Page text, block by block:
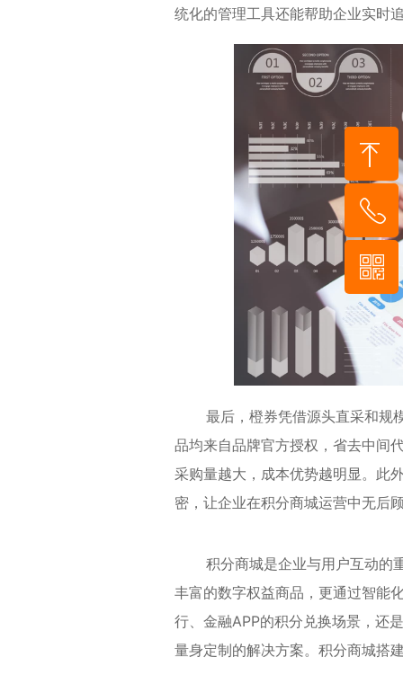
统化的管理工具还能帮助企业实时
最后，橙券凭借源头直采和规模
品均来自品牌官方授权，省去中间
采购量越大，成本优势越明显。此
密，让企业在积分商城运营中无后
积分商城是企业与用户互动的重
丰富的数字权益商品，更通过智能
行、金融APP的积分兑换场景，还
量身定制的解决方案。积分商城搭
到顶部
55-8952-5
929
信二维码